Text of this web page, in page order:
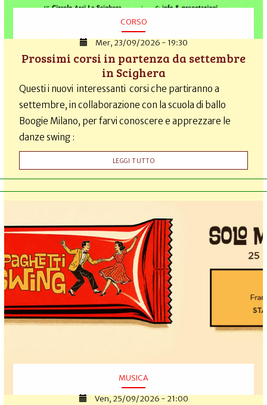
CORSO
Mer, 23/09/2026 - 19:30
Prossimi corsi in partenza da settembre
in Scighera
Questi i nuovi interessanti corsi che partiranno a
settembre, in collaborazione con la scuola di ballo
Boogie Milano, per farvi conoscere e apprezzare le
danze swing :
LEGGI TUTTO
MUSICA
Ven, 25/09/2026 - 21:00